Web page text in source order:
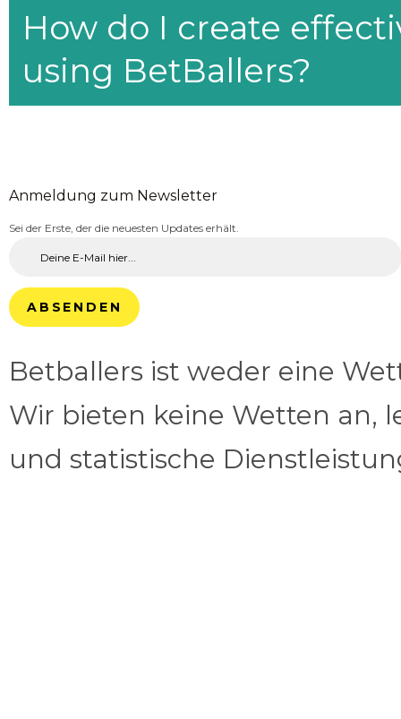
How do I create
using BetBallers?
Anmeldung zum Newsletter
Sei der Erste, der die neuesten Updates erhält.
ABSENDEN
Betballers ist weder eine
Wir bieten keine Wetten an,
und statistische